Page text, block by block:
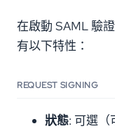
在啟動 SAML 驗
有以下特性：
REQUEST SIGNING
狀態: 可選（